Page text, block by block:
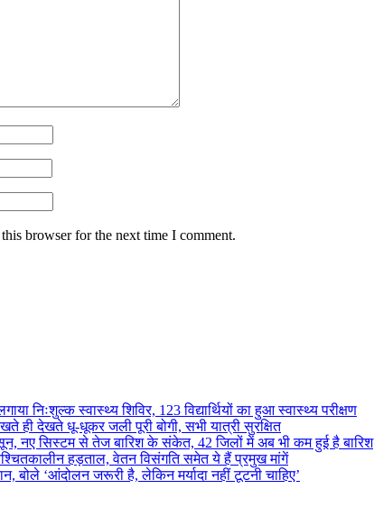
browser for the next time I comment.
निःशुल्क स्वास्थ्य शिविर, 123 विद्यार्थियों का हुआ स्वास्थ्य परीक्षण
देखते धू-धूकर जली पूरी बोगी, सभी यात्री सुरक्षित
नए सिस्टम से तेज बारिश के संकेत, 42 जिलों में अब भी कम हुई है बारिश
हड़ताल, वेतन विसंगति समेत ये हैं प्रमुख मांगें
बोले ‘आंदोलन जरूरी है, लेकिन मर्यादा नहीं टूटनी चाहिए’